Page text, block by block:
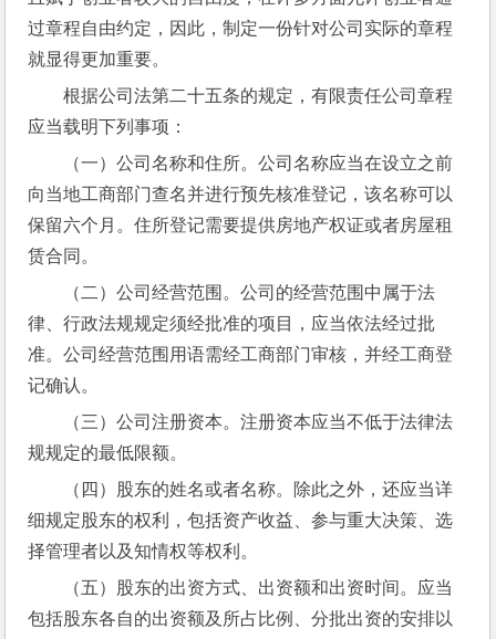
过章程自由约定，因此，制定一份针对公司实际的章程
就显得更加重要。
根据公司法第二十五条的规定，有限责任公司章程
应当载明下列事项：
（一）公司名称和住所。公司名称应当在设立之前
向当地工商部门查名并进行预先核准登记，该名称可以
保留六个月。住所登记需要提供房地产权证或者房屋租
赁合同。
（二）公司经营范围。公司的经营范围中属于法
律、行政法规规定须经批准的项目，应当依法经过批
准。公司经营范围用语需经工商部门审核，并经工商登
记确认。
（三）公司注册资本。注册资本应当不低于法律法
规规定的最低限额。
（四）股东的姓名或者名称。除此之外，还应当详
细规定股东的权利，包括资产收益、参与重大决策、选
择管理者以及知情权等权利。
（五）股东的出资方式、出资额和出资时间。应当
包括股东各自的出资额及所占比例、分批出资的安排以